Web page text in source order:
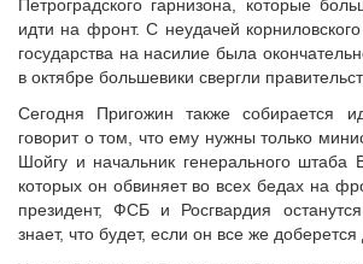
Петроградского гарнизона, которые
идти на фронт. С неудачей
государства на насилие была
в октябре большевики свергли
Сегодня Пригожин также собирается
говорит о том, что ему нужны только
Шойгу и начальник генерального штаба
которых он обвиняет во всех бедах на
президент, ФСБ и Росгвардия
знает, что будет, если он все же